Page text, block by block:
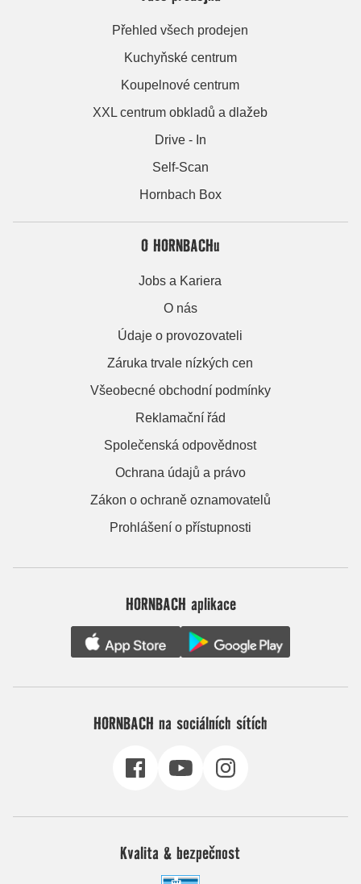
Přehled všech prodejen
Kuchyňské centrum
Koupelnové centrum
XXL centrum obkladů a dlažeb
Drive - In
Self-Scan
Hornbach Box
O HORNBACHu
Jobs a Kariera
O nás
Údaje o provozovateli
Záruka trvale nízkých cen
Všeobecné obchodní podmínky
Reklamační řád
Společenská odpovědnost
Ochrana údajů a právo
Zákon o ochraně oznamovatelů
Prohlášení o přístupnosti
HORNBACH aplikace
HORNBACH na sociálních sítích
Kvalita & bezpečnost